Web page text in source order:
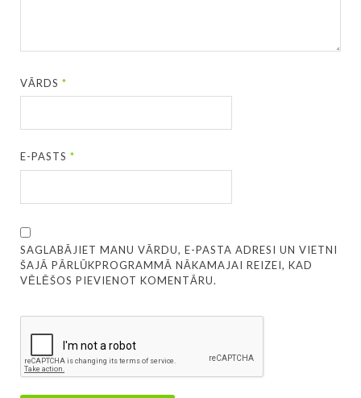
VĀRDS*
E-PASTS*
SAGLABĀJIET MANU VĀRDU, E-PASTA ADRESI UN VIETNI
ŠAJĀ PĀRLŪKPROGRAMMĀ NĀKAMAJAI REIZEI, KAD
VĒLĒŠOS PIEVIENOT KOMENTĀRU.